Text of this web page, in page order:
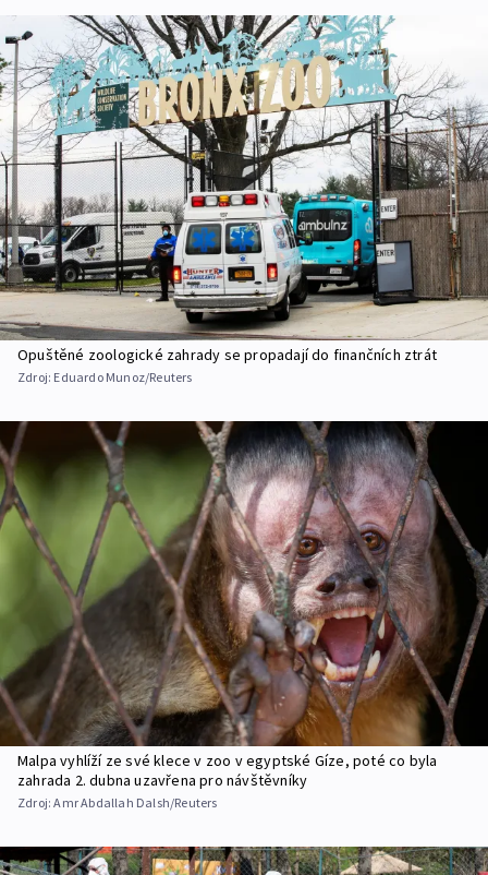
Opuštěné zoologické zahrady se propadají do finančních ztrát
Zdroj: Eduardo Munoz/Reuters
Malpa vyhlíží ze své klece v zoo v egyptské Gíze, poté co byla
zahrada 2. dubna uzavřena pro návštěvníky
Zdroj:Amr Abdallah Dalsh/Reuters